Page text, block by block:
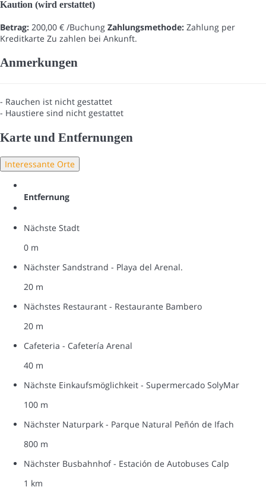
Kaution (wird erstattet)
Betrag: 200,00 € /Buchung Zahlungsmethode: Zahlung per
Kreditkarte Zu zahlen bei Ankunft.
Anmerkungen
- Rauchen ist nicht gestattet
- Haustiere sind nicht gestattet
Karte und Entfernungen
Interessante Orte
Entfernung
Nächste Stadt
0 m
Nächster Sandstrand - Playa del Arenal.
20 m
Nächstes Restaurant - Restaurante Bambero
20 m
Cafeteria - Cafetería Arenal
40 m
Nächste Einkaufsmöglichkeit - Supermercado SolyMar
100 m
Nächster Naturpark - Parque Natural Peñón de Ifach
800 m
Nächster Busbahnhof - Estación de Autobuses Calp
1 km